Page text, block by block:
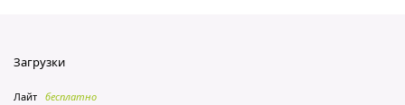
Загрузки
Лайт бесплатно